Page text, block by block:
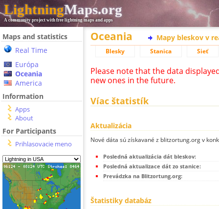
LightningMaps.org
A community project with free lightning maps and apps
Maps and statistics
Real Time
Európa
Oceania
America
Information
Apps
About
For Participants
Prihlasovacie meno
Oceania Mapy bleskov v
Blesky Stanica Sieť
Please note that the data
new ones in the future.
Víac štatistík
Aktualizácia
Nové dáta sú získavané z blitzortung.org v
Posledná aktualizácia dát bleskov:
Posledná aktualizace dát zo stanice:
Prevádzka na Blitzortung.org:
Štatistiky databáz